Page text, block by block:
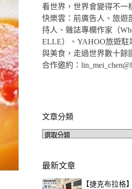
看世界，世界會變得不一
快樂雲：前廣告人、旅遊
持人、雜誌專欄作家（
ELLE）、YAHOO旅遊
與美食，走過世界數十餘
合作邀約：
文章分類
文
類
最新文章
【捷克布拉格